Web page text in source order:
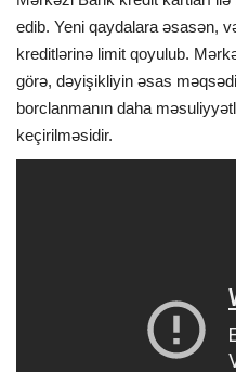
ANALİTİKA
Multimedia
edib. Yeni qaydalara əsasən,
kreditlərinə limit qoyulub.
görə, dəyişikliyin əsas
borclanmanın daha
keçirilməsidir.